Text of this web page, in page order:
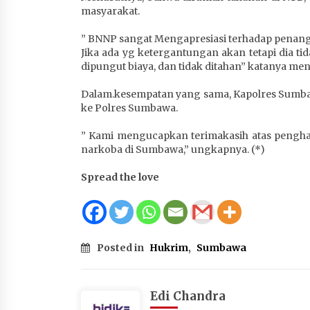
masyarakat.
” BNNP sangat Mengapresiasi terhadap
Jika ada yg ketergantungan akan tetapi dia
dipungut biaya, dan tidak ditahan” katanya
Dalam.kesempatan yang sama, Kapolres
ke Polres Sumbawa.
” Kami mengucapkan terimakasih atas
narkoba di Sumbawa,” ungkapnya. (*)
Spread the love
Posted in Hukrim, Sumbawa
Edi Chandra